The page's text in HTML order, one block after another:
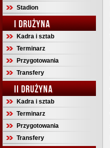
Stadion
I DRUŻYNA
Kadra i sztab
Terminarz
Przygotowania
Transfery
II DRUŻYNA
Kadra i sztab
Terminarz
Przygotowania
Transfery